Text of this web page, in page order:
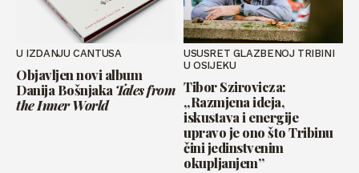
U IZDANJU CANTUSA
Objavljen novi album
Danija Bošnjaka Tales from
the Inner World
USUSRET GLAZBENOJ TRIBINI
U OSIJEKU
Tibor Szirovicza:
„Razmjena ideja,
iskustava i energije
upravo je ono što Tribinu
čini jedinstvenim
okupljanjem”